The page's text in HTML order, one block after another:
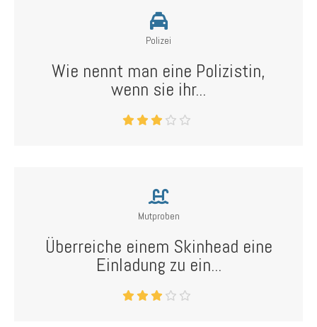
Polizei
Wie nennt man eine Polizistin,
wenn sie ihr...
Mutproben
Überreiche einem Skinhead eine
Einladung zu ein...